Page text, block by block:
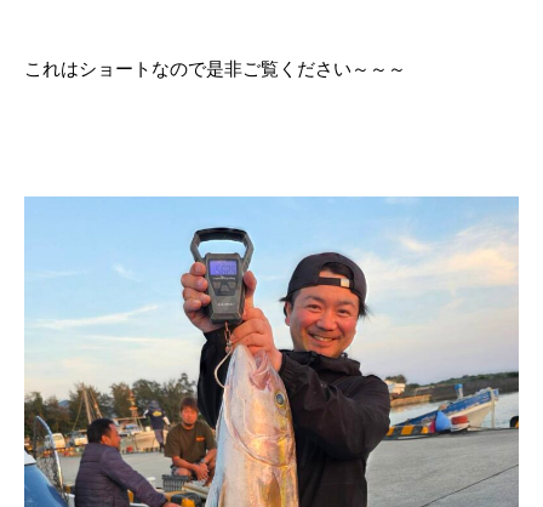
これはショートなので是非ご覧ください～～～